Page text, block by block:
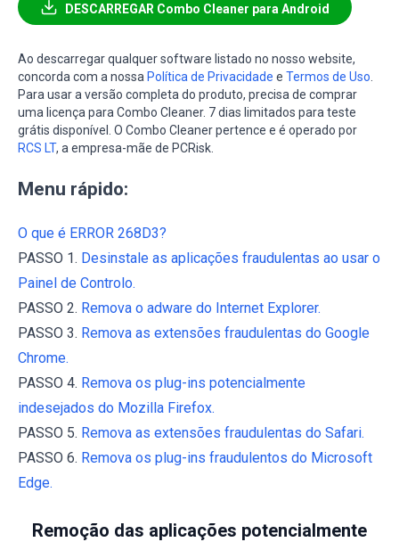
DESCARREGAR Combo Cleaner para Android
Ao descarregar qualquer software listado no nosso website,
concorda com a nossa Política de Privacidade e Termos de Uso
Para usar a versão completa do produto, precisa de comprar
uma licença para Combo Cleaner. 7 dias limitados para teste
grátis disponível. O Combo Cleaner pertence e é operado por
RCS LT, a empresa-mãe de PCRisk.
Menu rápido:
O que é ERROR 268D3?
PASSO 1. Desinstale as aplicações fraudulentas ao usar o
Painel de Controlo.
PASSO 2. Remova o adware do Internet Explorer.
PASSO 3. Remova as extensões fraudulentas do Google
Chrome.
PASSO 4. Remova os plug-ins potencialmente
indesejados do Mozilla Firefox.
PASSO 5. Remova as extensões fraudulentas do Safari.
PASSO 6. Remova os plug-ins fraudulentos do Microsoft
Edge.
Remoção das aplicações potencialmente